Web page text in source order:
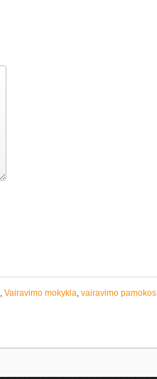
, Vairavimo mokykla, vairavimo pamokos